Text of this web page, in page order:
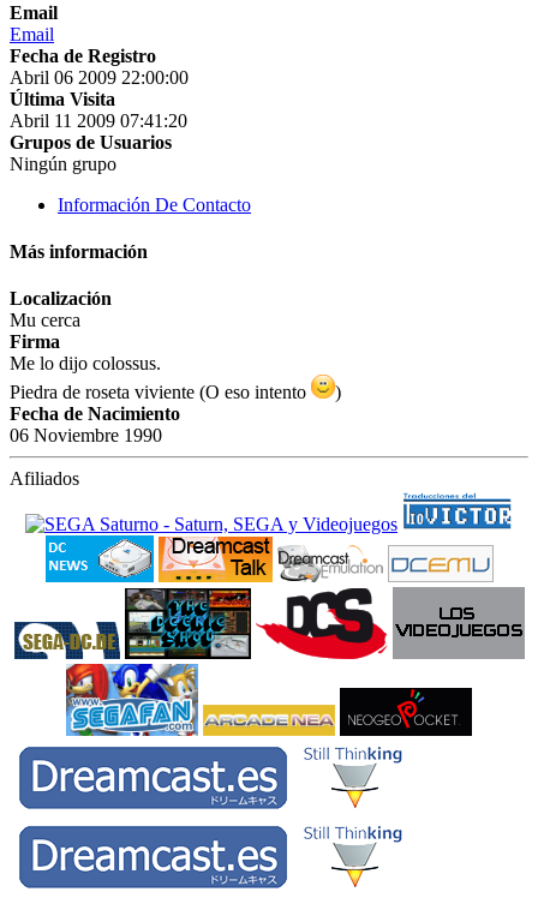
Email
Email
Fecha de Registro
Abril 06 2009 22:00:00
Última Visita
Abril 11 2009 07:41:20
Grupos de Usuarios
Ningún grupo
Información De Contacto
Más información
Localización
Mu cerca
Firma
Me lo dijo colossus.
Piedra de roseta viviente (O eso intento
)
Fecha de Nacimiento
06 Noviembre 1990
Afiliados